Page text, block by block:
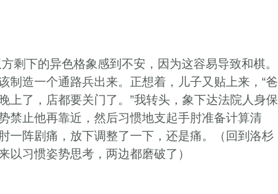
制造一个通路兵出来。正想着，儿子又贴上来，“爸
上了，店都要关门了。”我转头，象下达法院人身保
禁止他再靠近，然后习惯地支起手肘准备计算清
一阵剧痛，放下调整了一下，还是痛。（回到洛杉
以习惯姿势思考，两边都磨破了）